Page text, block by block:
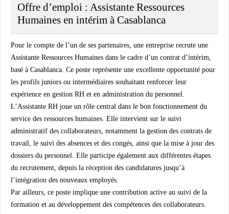
Offre d’emploi : Assistante Ressources
Humaines en intérim à Casablanca
Pour le compte de l’un de ses partenaires, une entreprise recrute une
Assistante Ressources Humaines dans le cadre d’un contrat d’intérim
basé à Casablanca. Ce poste représente une excellente opportunité pour
les profils juniors ou intermédiaires souhaitant renforcer leur
expérience en gestion RH et en administration du personnel.
L’Assistante RH joue un rôle central dans le bon fonctionnement du
service des ressources humaines. Elle intervient sur le suivi
administratif des collaborateurs, notamment la gestion des contrats de
travail, le suivi des absences et des congés, ainsi que la mise à jour des
dossiers du personnel. Elle participe également aux différentes étapes
du recrutement, depuis la réception des candidatures jusqu’à
l’intégration des nouveaux employés.
Par ailleurs, ce poste implique une contribution active au suivi de la
formation et au développement des compétences des collaborateurs.